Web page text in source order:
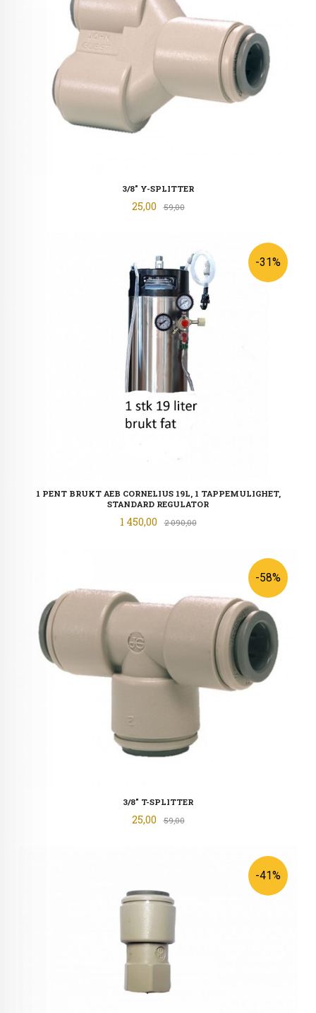
3/8" Y-SPLITTER
Tilbud
25,00 59,00Rabatt
1 PENT BRUKT AEB CORNELIUS 19L, 1 TAPPEMULIGHET,
STANDARD REGULATOR
Tilbud
1 450,00 2 090,00Rabatt
-31%
3/8" T-SPLITTER
Tilbud
25,00 59,00Rabatt
-58%
-41%